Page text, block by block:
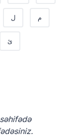
ل م
ئ